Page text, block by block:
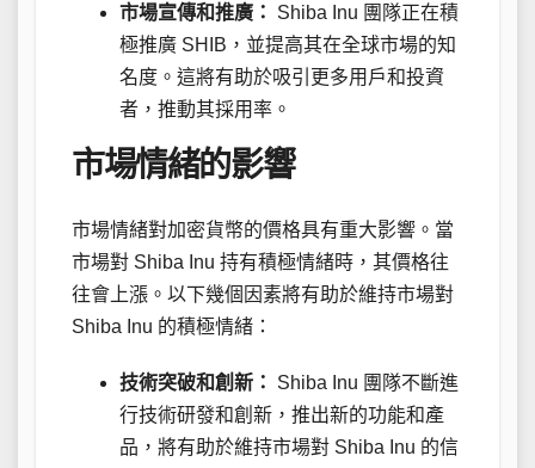
市場宣傳和推廣：
Shiba Inu 團隊正在積
極推廣 SHIB，並提高其在全球市場的知
名度。這將有助於吸引更多用戶和投資
者，推動其採用率。
市場情緒的影響
市場情緒對加密貨幣的價格具有重大影響。當
市場對 Shiba Inu 持有積極情緒時，其價格往
往會上漲。以下幾個因素將有助於維持市場對
Shiba Inu 的積極情緒：
技術突破和創新：
Shiba Inu 團隊不斷進
行技術研發和創新，推出新的功能和產
品，將有助於維持市場對 Shiba Inu 的信